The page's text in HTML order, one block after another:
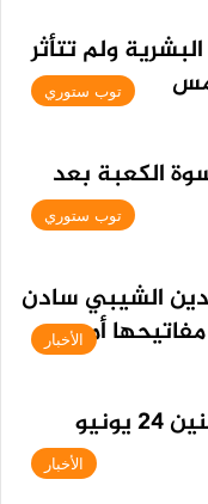
ولم تتأثر
توب ستوري
الكعبة بعد
توب ستوري
الشيبي سادن
أمس
الأخبار
أسعار الذهب اليوم في مصر الإثنين 24 يونيو
الأخبار